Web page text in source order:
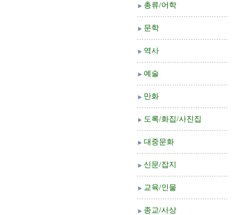
총류/어학
문학
역사
예술
만화
도록/화집/사진집
대중문화
신문/잡지
교육/인물
종교/사상